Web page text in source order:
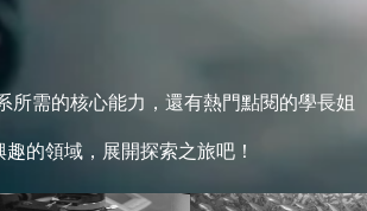
所需的核心能力，還有熱門點閱的學長姐
的領域，展開探索之旅吧！